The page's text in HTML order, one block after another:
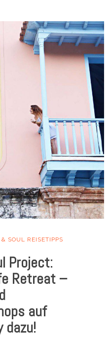
SOUL REISETIPPS
Project:
Retreat –
auf
dazu!